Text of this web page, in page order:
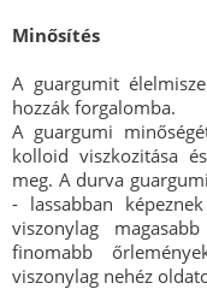
Minősítés
A guargumit
hozzák forgalomba.
A guargumi
kolloid viszkozitása
meg. A durva
- lassabban
viszonylag
finomabb
viszonylag nehéz